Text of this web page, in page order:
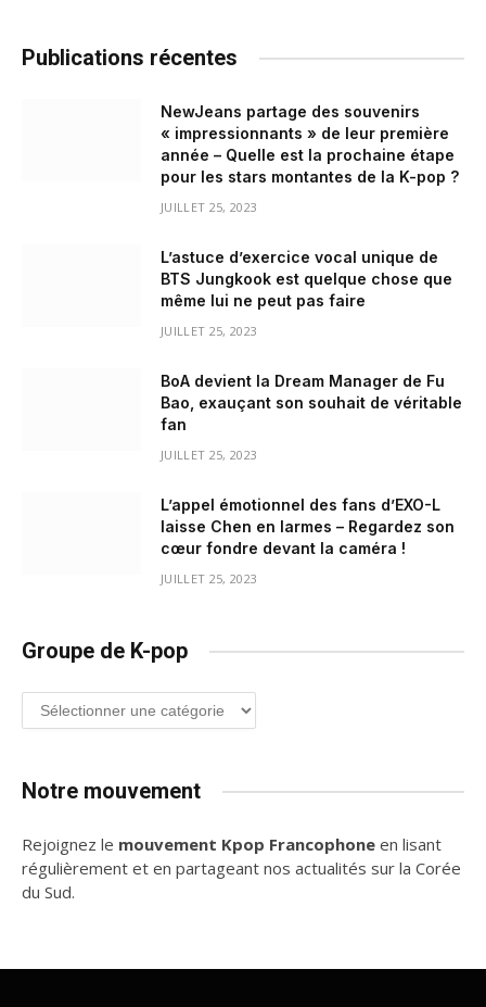
Publications récentes
NewJeans partage des souvenirs
« impressionnants » de leur première
année – Quelle est la prochaine étape
pour les stars montantes de la K-pop ?
JUILLET 25, 2023
L’astuce d’exercice vocal unique de
BTS Jungkook est quelque chose que
même lui ne peut pas faire
JUILLET 25, 2023
BoA devient la Dream Manager de Fu
Bao, exauçant son souhait de véritable
fan
JUILLET 25, 2023
L’appel émotionnel des fans d’EXO-L
laisse Chen en larmes – Regardez son
cœur fondre devant la caméra !
JUILLET 25, 2023
Groupe de K-pop
Groupe
de
Notre mouvement
Rejoignez le mouvement Kpop Francophone en lisant
régulièrement et en partageant nos actualités sur la Corée
du Sud.